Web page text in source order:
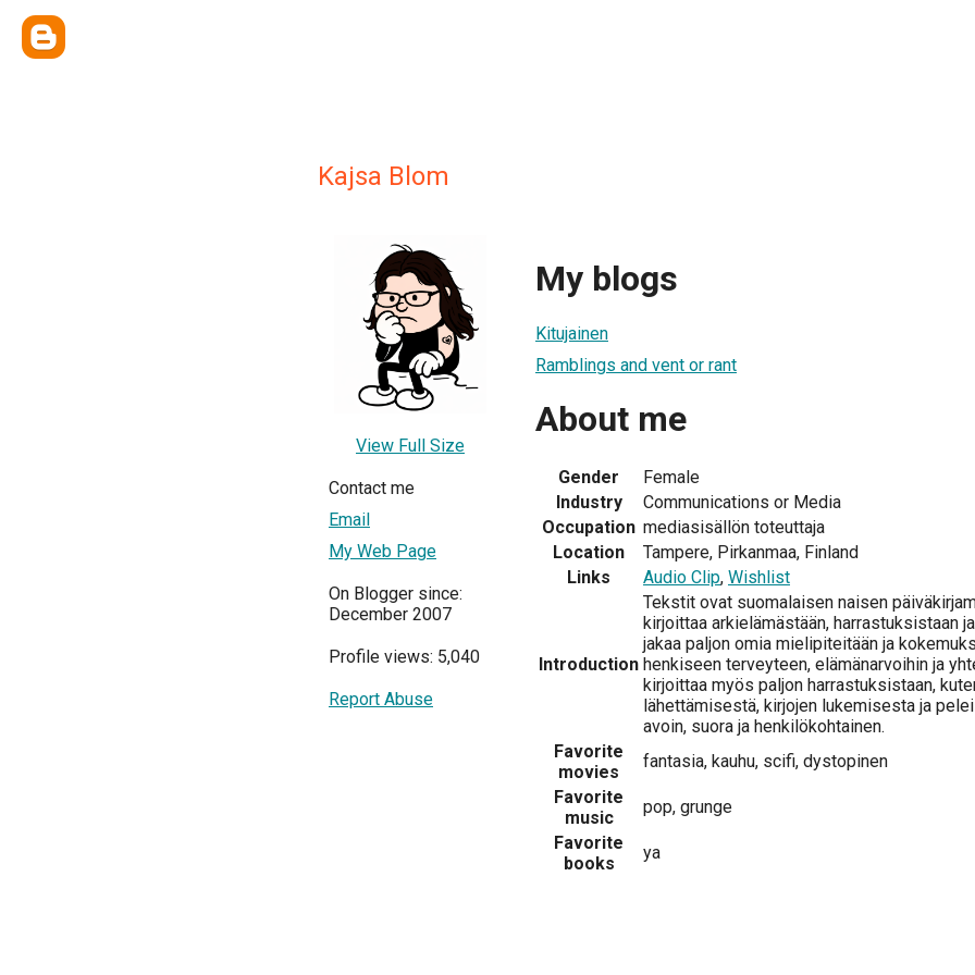
Kajsa Blom
View Full Size
Contact me
Email
My Web Page
On Blogger since:
December 2007
Profile views: 5,040
Report Abuse
My blogs
Kitujainen
Ramblings and vent or rant
About me
Gender
Female
Industry
Communications or Media
Occupation mediasisällön toteuttaja
Location
Tampere, Pirkanmaa, Finland
Links
Audio Clip, Wishlist
Introduction
Tekstit ovat suomalaisen naisen
kirjoittaa arkielämästään, harrastuksistaan
jakaa paljon omia mielipiteitään ja
henkiseen terveyteen, elämänarvoihin ja
kirjoittaa myös paljon harrastuksistaan,
lähettämisestä, kirjojen lukemisesta ja
avoin, suora ja henkilökohtainen.
Favorite
movies
fantasia, kauhu, scifi, dystopinen
Favorite
music
pop, grunge
Favorite
books
ya